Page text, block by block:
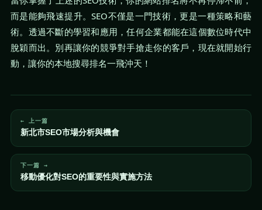
而是能夠飛速提升。SEO不僅是一門技術，更是一種策略和藝
術。透過不斷的學習和應用，任何企業都能在這個數位時代中
脫穎而出。別再讓你的競爭對手搶走你的客戶，現在就開始行
動，讓你的本地搜尋排名一飛沖天！
← 上一篇
新北市SEO市場分析與機會
下一篇 →
移動優化對SEO的重要性與實施方法